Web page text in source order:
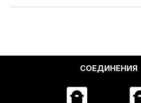
СОЕДИНЕНИЯ